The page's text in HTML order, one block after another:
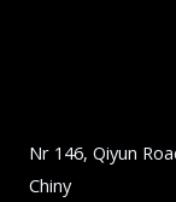
Nr 146, Qiyun
Chiny